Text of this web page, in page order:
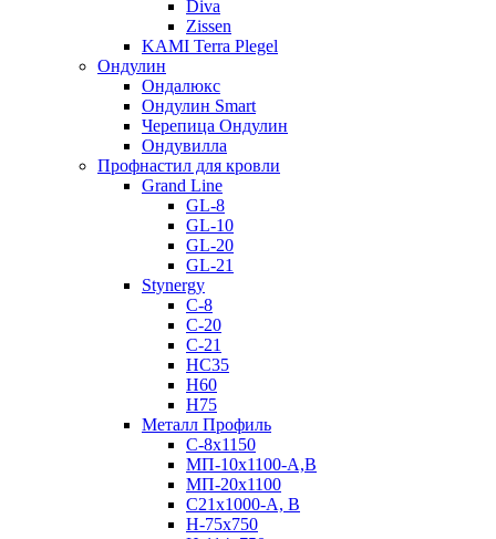
Diva
Zissen
KAMI Terra Plegel
Ондулин
Ондалюкс
Ондулин Smart
Черепица Ондулин
Ондувилла
Профнастил для кровли
Grand Line
GL-8
GL-10
GL-20
GL-21
Stynergy
C-8
C-20
C-21
НС35
Н60
H75
Металл Профиль
С-8х1150
МП-10x1100-А,В
МП-20х1100
С21х1000-А, В
H-75х750